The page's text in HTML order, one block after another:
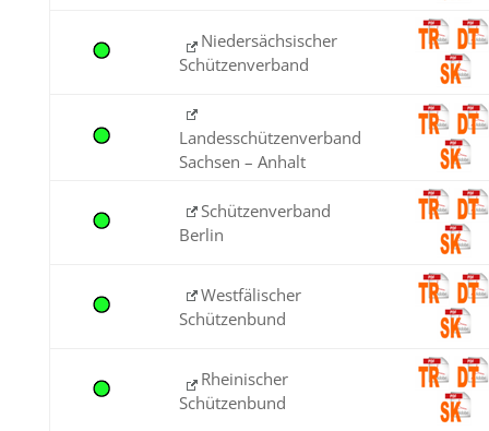
Niedersächsischer
Schützenverband
Landesschützenverband
Sachsen – Anhalt
Schützenverband
Berlin
Westfälischer
Schützenbund
Rheinischer
Schützenbund